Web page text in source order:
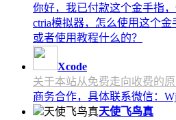
你好，我已付款这个金手指
ctria模拟器，怎么使用这个金
或者使用教程什么的？
Xcode
关于本站从免费走向收费的原
商务合作，具体联系微信：
天使飞鸟真